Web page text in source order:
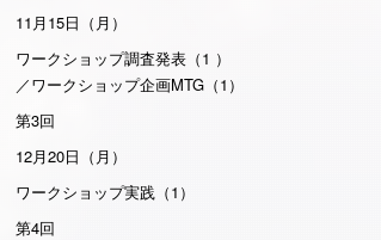
11月15日（月）
ワークショップ調査発表（1 ）
／ワークショップ企画MTG（1）
第3回
12月20日（月）
ワークショップ実践（1）
第4回